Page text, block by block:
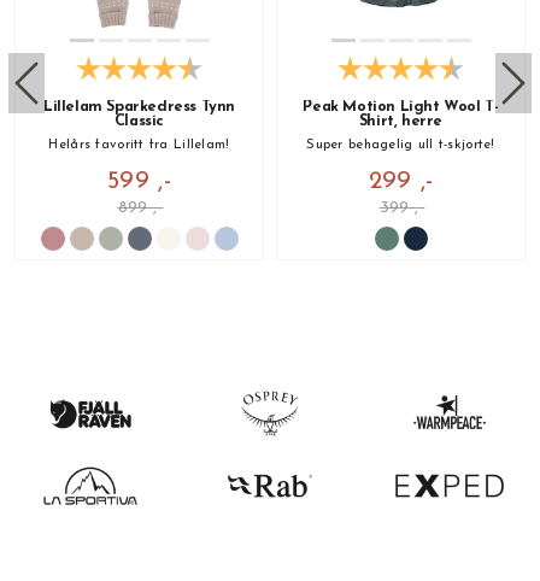
Lillelam Sparkedress Tynn
Classic
Helårs favoritt fra Lillelam!
599 ,-
899 ,-
Peak Motion Light Wool T-
Shirt, herre
Super behagelig ull t-skjorte!
299 ,-
399 ,-